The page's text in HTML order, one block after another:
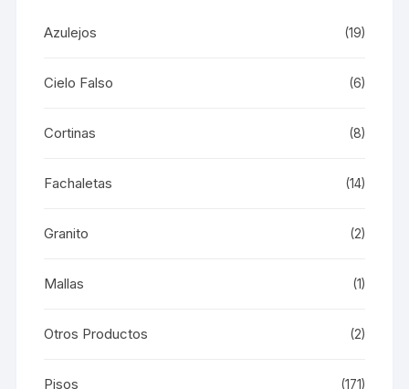
Azulejos (19)
Cielo Falso (6)
Cortinas (8)
Fachaletas (14)
Granito (2)
Mallas (1)
Otros Productos (2)
Pisos (171)